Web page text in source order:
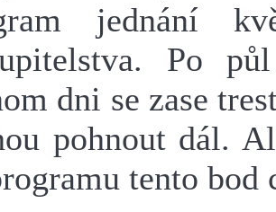
jednání
Po
dni se zase
pohnout dál.
tento